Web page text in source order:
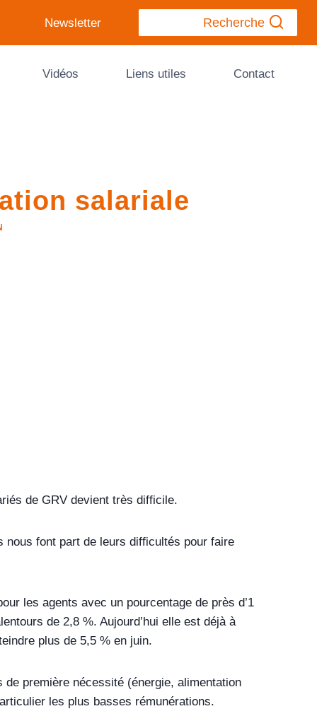
Newsletter Recherche
Vidéos Liens utiles Contact
salariale
de GRV devient très difficile.
font part de leurs difficultés pour faire
les agents avec un pourcentage de près d’1
de 2,8 %. Aujourd’hui elle est déjà à
plus de 5,5 % en juin.
première nécessité (énergie, alimentation
les plus basses rémunérations.